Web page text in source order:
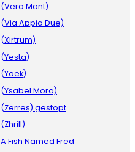
(Vera Mont)
(Via Appia Due)
(Xirtrum)
(Yesta)
(Yoek)
(Ysabel Mora)
(Zerres) gestopt
(Zhrill)
A Fish Named Fred